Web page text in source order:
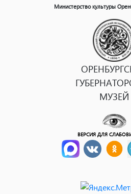
Министерство культуры
МУЗЕЙ
ВЕРСИЯ ДЛЯ